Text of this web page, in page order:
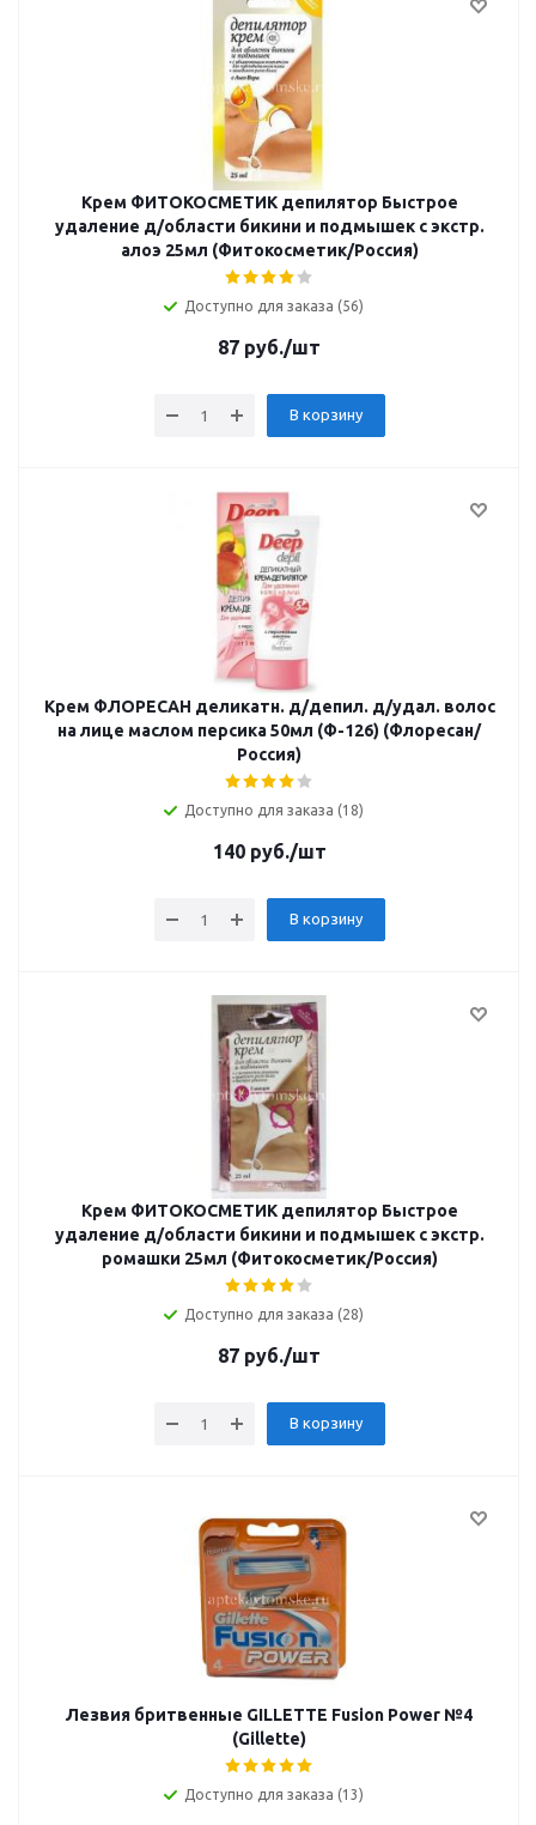
Крем ФИТОКОСМЕТИК депилятор Быстрое
удаление д/области бикини и подмышек с экстр.
алоэ 25мл (Фитокосметик/Россия)
Доступно для заказа (56)
87 руб./шт
В корзину
Крем ФЛОРЕСАН деликатн. д/депил. д/удал. волос
на лице маслом персика 50мл (Ф-126) (Флоресан/
Россия)
Доступно для заказа (18)
140руб./шт
В корзину
Крем ФИТОКОСМЕТИК депилятор Быстрое
удаление д/области бикини и подмышек с экстр.
ромашки 25мл (Фитокосметик/Россия)
Доступно для заказа (28)
87 руб./шт
В корзину
Лезвия бритвенные GILLETTE Fusion Power №4
(Gillette)
Доступно для заказа (13)